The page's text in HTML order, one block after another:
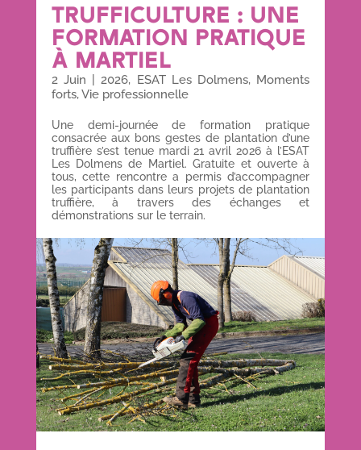
TRUFFICULTURE : UNE
FORMATION PRATIQUE
À MARTIEL
2 Juin |2026, ESAT Les Dolmens, Moments
forts,Vie professionnelle
Une demi-journée de formation pratique
consacrée aux bons gestes de plantation d’une
truffière s’est tenue mardi 21 avril 2026 à l’ESAT
Les Dolmens de Martiel. Gratuite et ouverte à
tous, cette rencontre a permis d’accompagner
les participants dans leurs projets de plantation
truffière, à travers des échanges et
démonstrations sur le terrain.